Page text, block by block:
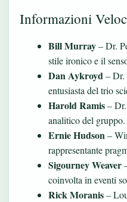
Informazioni
Bill Murray– Dr.
stile ironico e il
Dan Aykroyd– Dr.
entusiasta del trio
Harold Ramis–
analitico del gruppo.
Ernie Hudson–
rappresentante
Sigourney Weaver
coinvolta in eventi
Rick Moranis–